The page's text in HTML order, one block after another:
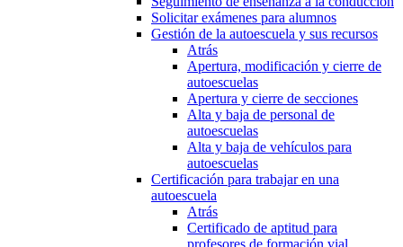
Solicitar exámenes para alumnos
Gestión de la autoescuela y sus recursos
Atrás
Apertura, modificación y cierre de
autoescuelas
Apertura y cierre de secciones
Alta y baja de personal de
autoescuelas
Alta y baja de vehículos para
autoescuelas
Certificación para trabajar en una
autoescuela
Atrás
Certificado de aptitud para